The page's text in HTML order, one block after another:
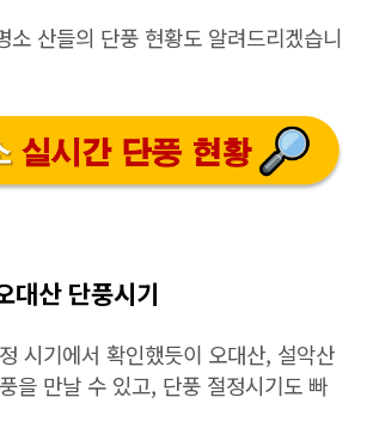
소 산들의 단풍 현황도 알려드리겠습니
대산 단풍시기
시기에서 확인했듯이 오대산, 설악산
을 만날 수 있고, 단풍 절정시기도 빠